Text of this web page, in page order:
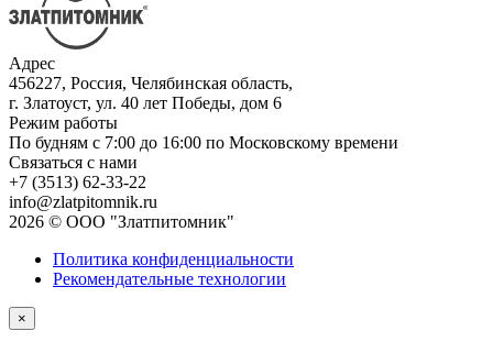
Адрес
456227, Россия, Челябинская область,
г. Златоуст, ул. 40 лет Победы, дом 6
Режим работы
По будням с 7:00 до 16:00 по Московскому времени
Связаться с нами
+7 (3513) 62-33-22
info@zlatpitomnik.ru
2026 © ООО "Златпитомник"
Политика конфиденциальности
Рекомендательные технологии
×